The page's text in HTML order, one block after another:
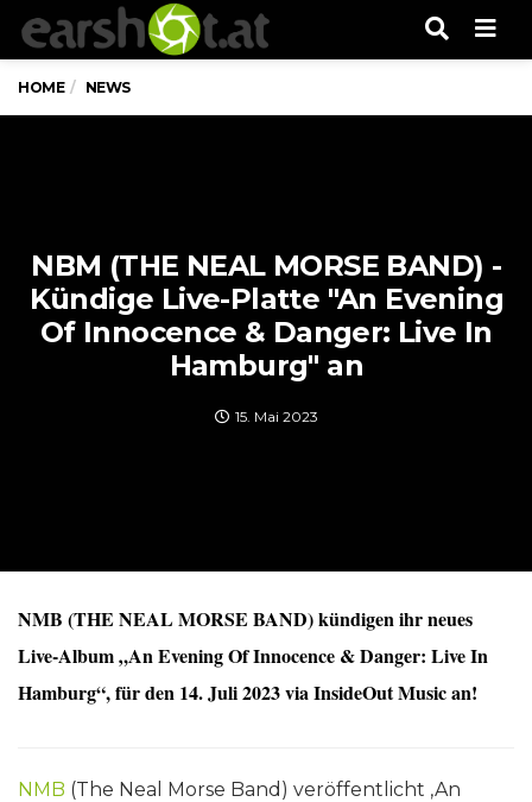
HOME NEWS
NBM (THE NEAL MORSE BAND) -
Kündige Live-Platte "An Evening
Of Innocence & Danger: Live In
Hamburg" an
15. Mai 2023
NMB (THE NEAL MORSE BAND) kündigen ihr neues
Live-Album „An Evening Of Innocence & Danger: Live In
Hamburg“, für den 14. Juli 2023 via InsideOut Music an!
NMB (The Neal Morse Band) veröffentlicht ‚An